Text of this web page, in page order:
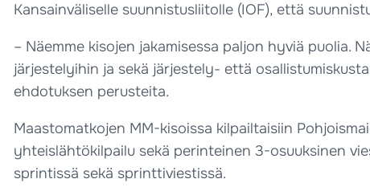
Kansainväliselle suunnistusliitolle (IOF), että
– Näemme kisojen jakamisessa paljon hyviä puolia.
järjestelyihin ja sekä järjestely- että
ehdotuksen perusteita.
Maastomatkojen MM-kisoissa kilpailtaisiin
yhteislähtökilpailu sekä perinteinen 3-osuuksinen
sprintissä sekä sprinttiviestissä.